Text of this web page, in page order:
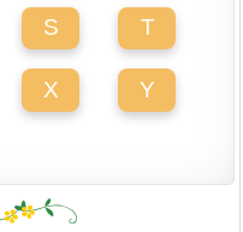
S T
X Y